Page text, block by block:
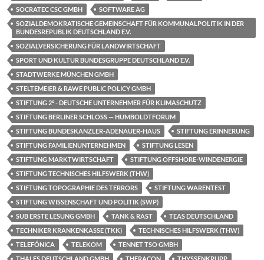
SOCRATEC CSC GMBH
SOFTWARE AG
SOZIALDEMOKRATISCHE GEMEINSCHAFT FÜR KOMMUNALPOLITIK IN DER
BUNDESREPUBLIK DEUTSCHLAND E.V.
SOZIALVERSICHERUNG FÜR LANDWIRTSCHAFT
SPORT UND KULTUR BUNDESGRUPPE DEUTSCHLAND E.V.
STADTWERKE MÜNCHEN GMBH
STELTEMEIER & RAWE PUBLIC POLICY GMBH
STIFTUNG 2° - DEUTSCHE UNTERNEHMER FÜR KLIMASCHUTZ
STIFTUNG BERLINER SCHLOSS — HUMBOLDTFORUM
STIFTUNG BUNDESKANZLER-ADENAUER-HAUS
STIFTUNG ERINNERUNG
STIFTUNG FAMILIENUNTERNEHMEN
STIFTUNG LESEN
STIFTUNG MARKTWIRTSCHAFT
STIFTUNG OFFSHORE-WINDENERGIE
STIFTUNG TECHNISCHES HILFSWERK (THW)
STIFTUNG TOPOGRAPHIE DES TERRORS
STIFTUNG WARENTEST
STIFTUNG WISSENSCHAFT UND POLITIK (SWP)
SUB ERSTE LESUNG GMBH
TANK & RAST
TEAS DEUTSCHLAND
TECHNIKER KRANKENKASSE (TKK)
TECHNISCHES HILFSWERK (THW)
TELEFÓNICA
TELEKOM
TENNET TSO GMBH